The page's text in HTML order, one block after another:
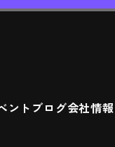
ント ブログ会社情報